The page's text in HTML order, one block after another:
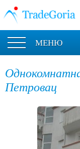
МЕНЮ
Петровац